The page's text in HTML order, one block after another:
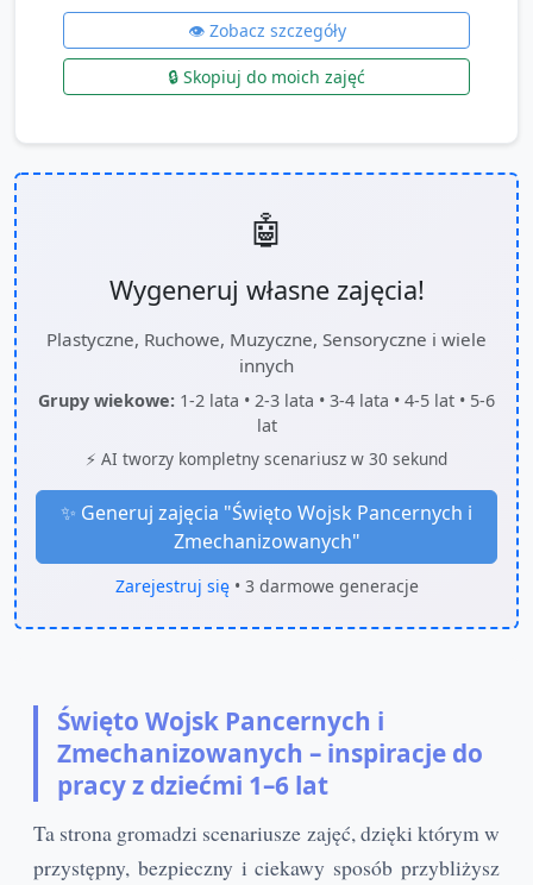
👁️ Zobacz szczegóły
🔒 Skopiuj do moich zajęć
🤖
Wygeneruj własne zajęcia!
Plastyczne, Ruchowe, Muzyczne, Sensoryczne i wiele
innych
Grupy wiekowe: 1-2 lata • 2-3 lata • 3-4 lata • 4-5 lat • 5-6
lat
⚡ AI tworzy kompletny scenariusz w 30 sekund
✨ Generuj zajęcia "Święto Wojsk Pancernych i
Zmechanizowanych"
Zarejestruj się• 3 darmowe generacje
Święto Wojsk Pancernych i
Zmechanizowanych – inspiracje do
pracy z dziećmi 1–6 lat
Ta strona gromadzi scenariusze zajęć, dzięki którym w
przystępny, bezpieczny i ciekawy sposób przybliżysz